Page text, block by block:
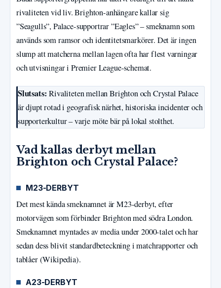
rivaliteten vid liv. Brighton-anhängare kallar sig
”Seagulls”, Palace-supportrar ”Eagles” – smeknamn som
används som ramsor och identitetsmarkörer. Det är ingen
slump att matcherna mellan lagen ofta har flest varningar
och utvisningar i Premier League-schemat.
Slutsats: Rivaliteten mellan Brighton och Crystal Palace
är djupt rotad i geografisk närhet, historiska incidenter och
supporterkultur – varje möte bär på lokal stolthet.
Vad kallas derbyt mellan
Brighton och Crystal Palace?
M23-DERBYT
Det mest kända smeknamnet är M23-derbyt, efter
motorvägen som förbinder Brighton med södra London.
Smeknamnet myntades av media under 2000-talet och har
sedan dess blivit standardbeteckning i matchrapporter och
tablåer (Wikipedia).
A23-DERBYT